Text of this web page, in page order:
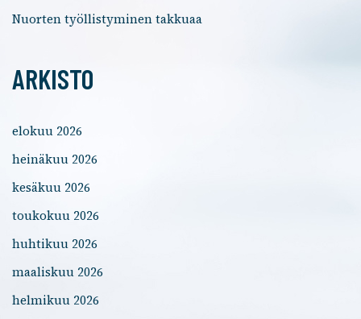
Nuorten työllistyminen takkuaa
ARKISTO
elokuu 2026
heinäkuu 2026
kesäkuu 2026
toukokuu 2026
huhtikuu 2026
maaliskuu 2026
helmikuu 2026